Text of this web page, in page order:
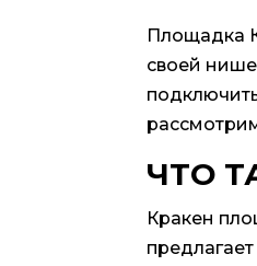
Площадка
своей
ЧТО
Кракен